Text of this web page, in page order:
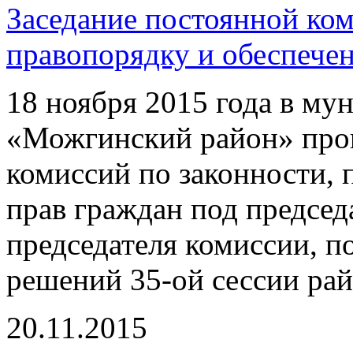
Заседание постоянной
правопорядку и
18 ноября 2015 года в
«Можгинский район»
комиссий по законности,
прав граждан под
председателя комиссии,
решений 35-ой сессии
20.11.2015